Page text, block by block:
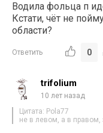
Водила фольца п
Кстати, чёт не
области?
Ответить 0
trifolium
10 лет назад
Цитата: Pola77
не в левом, а в